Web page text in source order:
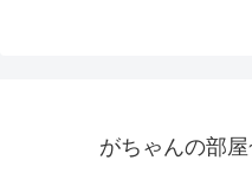
がちゃんの部